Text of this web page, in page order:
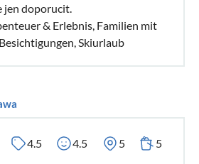
jen doporucit.
& Erlebnis, Familien mit
Skiurlaub
4.5 4.5 5 5